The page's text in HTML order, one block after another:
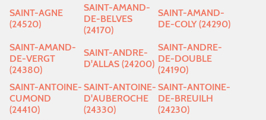
SAINT-AGNE
(24520)
SAINT-AMAND-
DE-BELVES
(24170)
SAINT-AMAND-
DE-COLY (24290)
SAINT-AMAND-
DE-VERGT
(24380)
SAINT-ANDRE-
D'ALLAS (24200)
SAINT-ANDRE-
DE-DOUBLE
(24190)
SAINT-ANTOINE-
CUMOND
(24410)
SAINT-ANTOINE-
D'AUBEROCHE
(24330)
SAINT-ANTOINE-
DE-BREUILH
(24230)